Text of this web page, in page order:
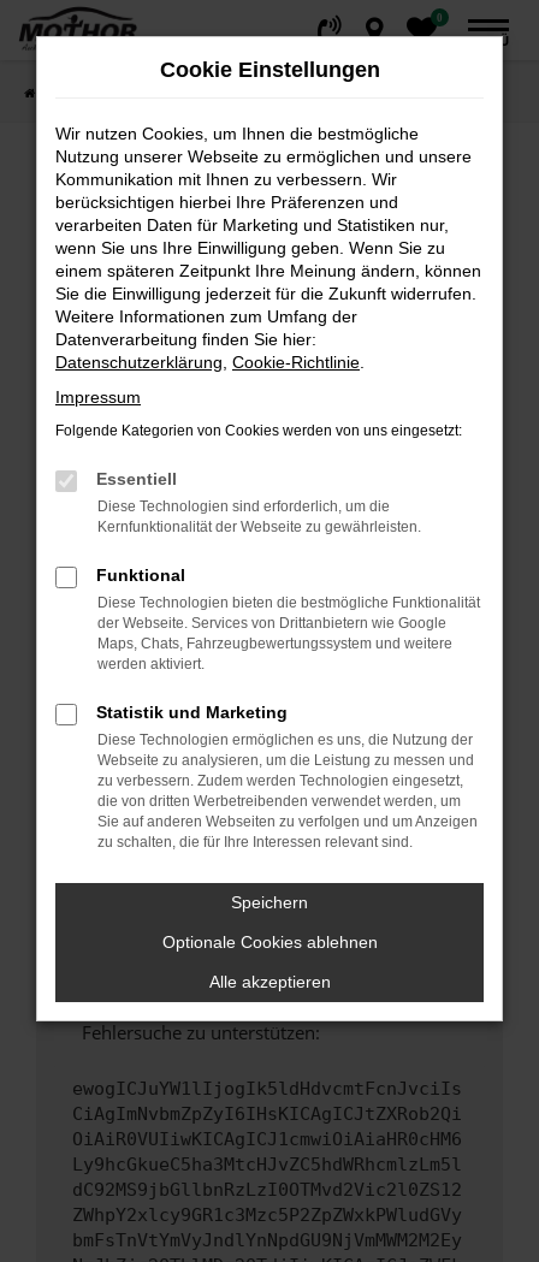
Zum
0
MENÜ
Fehler: Network Error
Beim Laden ist ein Fehler aufgetreten.
Hier sind ein paar Tipps, die dir helfen können:
Überprüfe deine Firewall und deine
Internetverbindung.
Suchmaschine?
Manche Erweiterungen, wie Werbeblocker,
können das Laden bestimmter Seiten
verhindern. Funktioniert die Seite in einem
Fenster?
Starte dein Gerät neu.
Das kann manchmal helfen, vorübergehende
Probleme zu beheben.
Stelle sicher, dass dein Browser und dein
Betriebssystem auf dem neuesten Stand
sind.
Veraltete Software birgt nicht nur ein
Sicherheitsrisiko, sondern kann auch dazu
führen, dass bestimmte Funktionen nicht mehr
Wende dich an den Webseitenbetreiber.
hast, kontaktiere uns bitte. Wir werden
versuchen, das Problem zu beheben. Du kannst
uns diesen Text schicken, um uns bei der
Fehlersuche zu unterstützen:
ewogICJuYW1lIjogIk5ldHdvcmtFcnJvciIs
CiAgImNvbmZpZyI6IHsKICAgICJtZXRob2Qi
OiAiR0VUIiwKICAgICJ1cmwiOiAiaHR0cHM6
Ly9hcGkueC5ha3MtcHJvZC5hdWRhcmlzLm5l
dC92MS9jbGllbnRzLzI0OTMvd2Vic2l0ZS12
ZWhpY2xlcy9GR1c3Mzc5P2ZpZWxkPWludGVy
bmFsTnVtYmVyJndlYnNpdGU9NjVmMWM2M2Ey
Cookie Einstellungen
Wir nutzen Cookies, um Ihnen die bestmögliche
Nutzung unserer Webseite zu ermöglichen und unsere
Kommunikation mit Ihnen zu verbessern. Wir
berücksichtigen hierbei Ihre Präferenzen und
verarbeiten Daten für Marketing und Statistiken nur,
wenn Sie uns Ihre Einwilligung geben. Wenn Sie zu
einem späteren Zeitpunkt Ihre Meinung ändern, können
Sie die Einwilligung jederzeit für die Zukunft widerrufen.
Weitere Informationen zum Umfang der
Datenverarbeitung finden Sie hier:
Datenschutzerklärung Cookie-Richtlinie
Impressum
Folgende Kategorien von Cookies werden von uns eingesetzt:
Essentiell
Diese Technologien sind erforderlich, um die
Kernfunktionalität der Webseite zu gewährleisten.
Funktional
Diese Technologien bieten die bestmögliche Funktionalität
der Webseite. Services von Drittanbietern wie Google
Maps, Chats, Fahrzeugbewertungssystem und weitere
werden aktiviert.
Statistik und Marketing
Diese Technologien ermöglichen es uns, die Nutzung der
Webseite zu analysieren, um die Leistung zu messen und
zu verbessern. Zudem werden Technologien eingesetzt,
die von dritten Werbetreibenden verwendet werden, um
Sie auf anderen Webseiten zu verfolgen und um Anzeigen
zu schalten, die für Ihre Interessen relevant sind.
Speichern
Optionale Cookies ablehnen
Alle akzeptieren